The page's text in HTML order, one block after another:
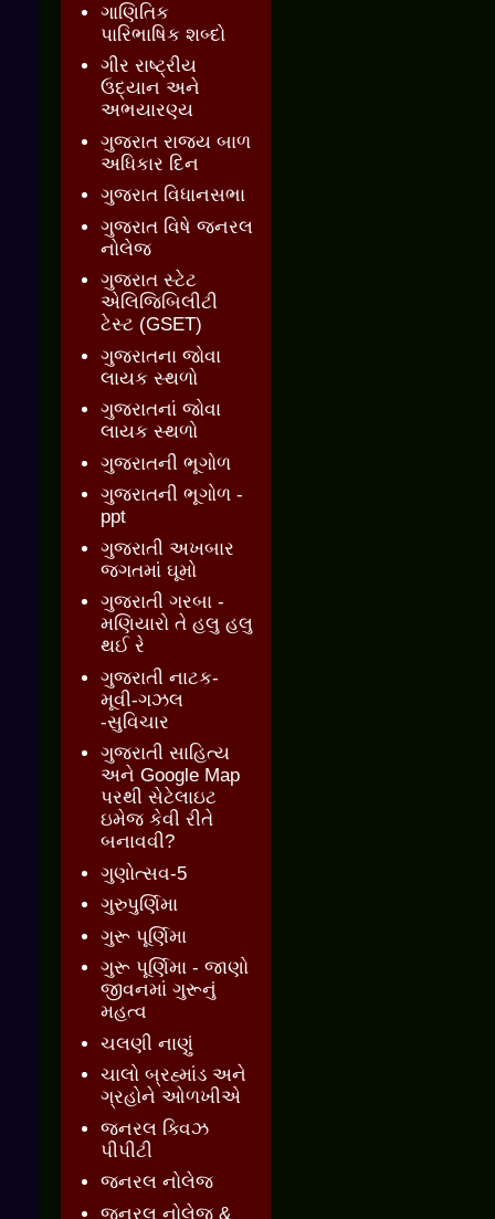
ગાણિતિક
પારિભાષિક શબ્દો
ગીર રાષ્ટ્રીય
ઉદ્યાન અને
અભયારણ્ય
ગુજરાત રાજ્ય બાળ
અધિકાર દિન
ગુજરાત વિધાનસભા
ગુજરાત વિષે જનરલ
નોલેજ
ગુજરાત સ્ટેટ
એલિજિબિલીટી
ટેસ્ટ (GSET)
ગુજરાતના જોવા
લાયક સ્થળો
ગુજરાતનાં જોવા
લાયક સ્થળો
ગુજરાતની ભૂગોળ
ગુજરાતની ભૂગોળ -
ppt
ગુજરાતી અખબાર
જગતમાં ઘૂમો
ગુજરાતી ગરબા -
મણિયારો તે હલુ હલુ
થઈ રે
ગુજરાતી નાટક-
મૂવી-ગઝલ
-સુવિચાર
ગુજરાતી સાહિત્ય
અને Google Map
પરથી સેટેલાઇટ
ઇમેજ કેવી રીતે
બનાવવી?
ગુણોત્સવ-5
ગુરુપુર્ણિમા
ગુરૂ પૂર્ણિમા
ગુરૂ પૂર્ણિમા - જાણો
જીવનમાં ગુરૂનું
મહત્વ
ચલણી નાણું
ચાલો બ્રહ્માંડ અને
ગ્રહોને ઓળખીએ
જનરલ ક્વિઝ
પીપીટી
જનરલ નોલેજ
જનરલ નોલેજ &